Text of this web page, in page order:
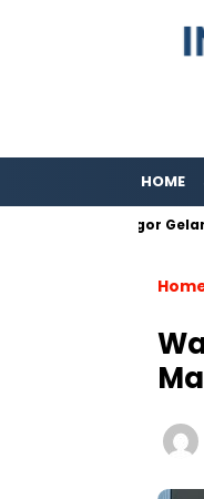
HOME
Bogor Gelar